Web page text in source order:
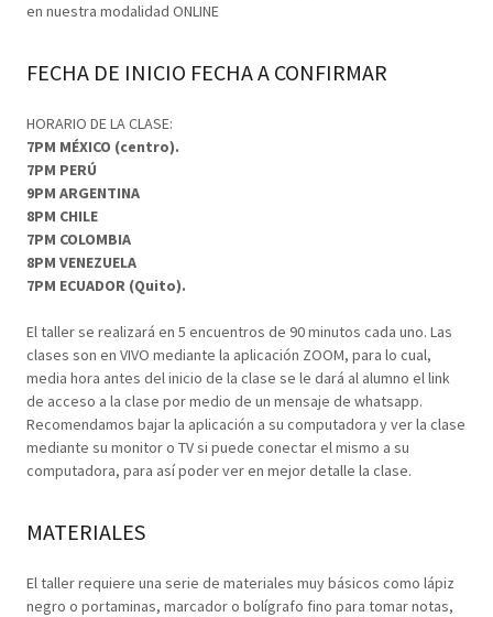
en nuestra modalidad ONLINE
FECHA DE INICIO FECHA A CONFIRMAR
HORARIO DE LA CLASE:
7PM MÉXICO (centro).
7PM PERÚ
9PM ARGENTINA
8PM CHILE
7PM COLOMBIA
8PM VENEZUELA
7PM ECUADOR (Quito).
El taller se realizará en 5 encuentros de 90 minutos cada uno. Las
clases son en VIVO mediante la aplicación ZOOM, para lo cual,
media hora antes del inicio de la clase se le dará al alumno el link
de acceso a la clase por medio de un mensaje de whatsapp.
Recomendamos bajar la aplicación a su computadora y ver la clase
mediante su monitor o TV si puede conectar el mismo a su
computadora, para así poder ver en mejor detalle la clase.
MATERIALES
El taller requiere una serie de materiales muy básicos como lápiz
negro o portaminas, marcador o bolígrafo fino para tomar notas,